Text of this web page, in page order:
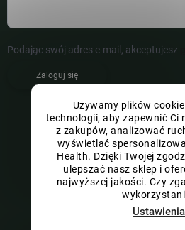
Używamy plików
technologii, aby zapewnić Ci
z zakupów, analizować
wyświetlać
Health. Dzięki Twojej
ulepszać nasz sklep i
najwyższej jakości. Czy
Ustawienia
Podając swój adres e-mail, akceptujesz
Zaloguj się